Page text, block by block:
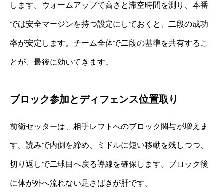
します。ウォームアップで高さと滞空時間を測り、本番
では安全マージンを持つ設定にしておくと、二段の成功
率が安定します。チーム全体で二段の基準を共有するこ
とが、最後に効いてきます。
ブロック参加とディフェンス位置取り
前衛セッターは、相手レフトへのブロック関与が増えま
す。読みで内側を締め、ミドルに短い移動を残しつつ、
切り返しで二球目へ戻る導線を確保します。ブロック後
に体が外へ流れない足さばきが肝です。